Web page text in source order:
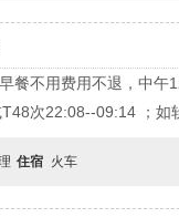
餐不用费用不退，中
次22:08--09:14 ；
住宿 火车